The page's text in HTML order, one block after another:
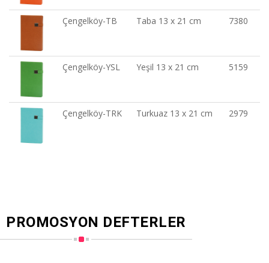
Çengelköy-TB Taba 13 x 21 cm 7380
Çengelköy-YSL Yeşil 13 x 21 cm 5159
Çengelköy-TRK Turkuaz 13 x 21 cm 2979
PROMOSYON DEFTERLER